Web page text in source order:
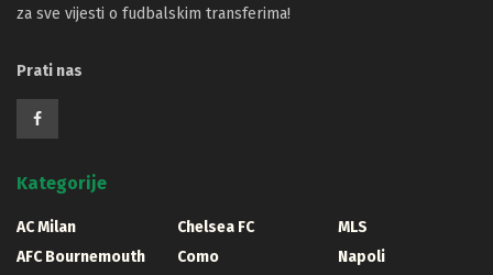
za sve vijesti o fudbalskim transferima!
Prati nas
Kategorije
AC Milan
AFC Bournemouth
Chelsea FC
Como
MLS
Napoli